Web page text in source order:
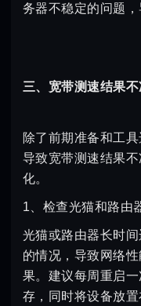
务器不稳定的问题，
三、宽带测速结果
除了前期准备和工
导致宽带测速结果
化。
1、检查光猫和路由
光猫或路由器长时
的情况，导致网络
果。建议每周重启
存，同时将设备放